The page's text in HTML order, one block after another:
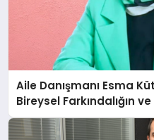
Aile Danışmanı Esma
Bireysel Farkındalığın
Anlatıyor